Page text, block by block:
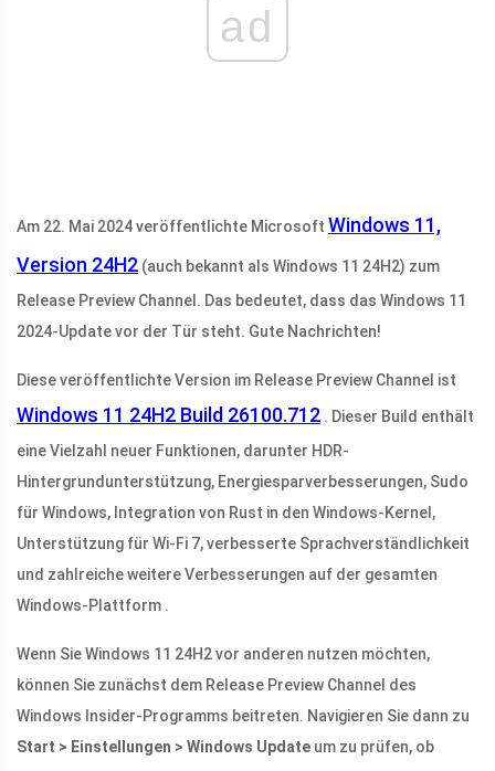
ad
Am 22. Mai 2024 veröffentlichte Microsoft Windows 11,
Version 24H2 (auch bekannt als Windows 11 24H2) zum
Release Preview Channel. Das bedeutet, dass das Windows 11
2024-Update vor der Tür steht. Gute Nachrichten!
Diese veröffentlichte Version im Release Preview Channel ist
Windows 11 24H2 Build 26100.712 . Dieser Build enthält
eine Vielzahl neuer Funktionen, darunter HDR-
Hintergrundunterstützung, Energiesparverbesserungen, Sudo
für Windows, Integration von Rust in den Windows-Kernel,
Unterstützung für Wi-Fi 7, verbesserte Sprachverständlichkeit
und zahlreiche weitere Verbesserungen auf der gesamten
Windows-Plattform .
Wenn Sie Windows 11 24H2 vor anderen nutzen möchten,
können Sie zunächst dem Release Preview Channel des
Windows Insider-Programms beitreten. Navigieren Sie dann zu
Start > Einstellungen > Windows Update um zu prüfen, ob